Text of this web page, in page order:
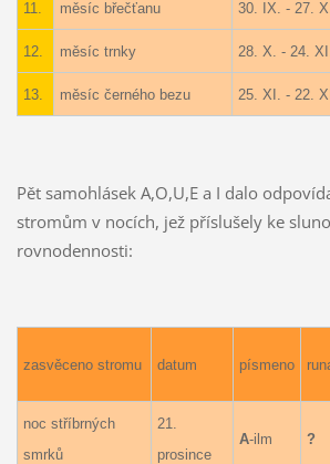
11. měsíc břečťanu 30. IX. - 27. X.
12. měsíc trnky 28. X. - 24. XI.
13. měsíc černého bezu 25. XI. - 22.
Pět samohlásek A,O,U,E a I dalo
stromům v nocích, jež příslušely ke
rovnodennosti:
zasvěceno stromu datum písmeno
noc stříbrných
smrků
21.
prosince
A-ilm ?